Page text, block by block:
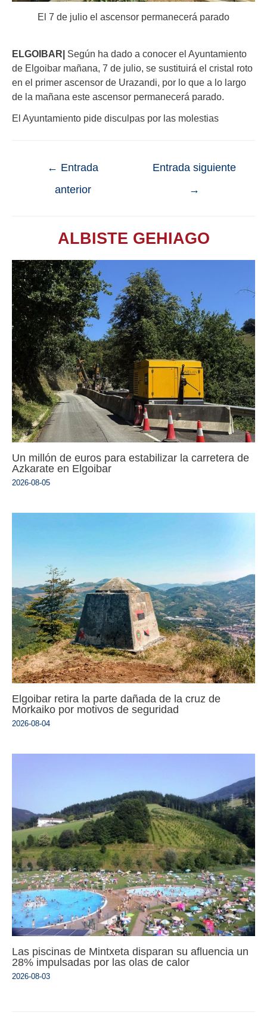
El 7 de julio el ascensor permanecerá parado
ELGOIBAR| Según ha dado a conocer el Ayuntamiento
de Elgoibar mañana, 7 de julio, se sustituirá el cristal roto
en el primer ascensor de Urazandi, por lo que a lo largo
de la mañana este ascensor permanecerá parado.
El Ayuntamiento pide disculpas por las molestias
← Entrada
anterior
Entrada siguiente
→
ALBISTE GEHIAGO
Un millón de euros para estabilizar la carretera de
Azkarate en Elgoibar
2026-08-05
Elgoibar retira la parte dañada de la cruz de
Morkaiko por motivos de seguridad
2026-08-04
Las piscinas de Mintxeta disparan su afluencia un
28% impulsadas por las olas de calor
2026-08-03